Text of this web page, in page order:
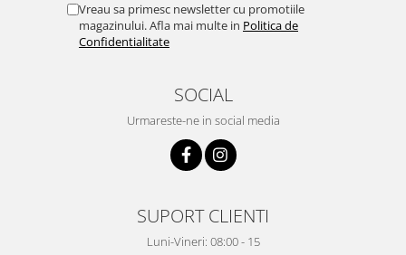
Diverse pentru casa si camping
Articole si accesorii birou
Vreau sa primesc newsletter cu promotiile
magazinului. Afla mai multe in Politica de
Confidentialitate
SOCIAL
Urmareste-ne in social media
SUPORT CLIENTI
Luni-Vineri: 08:00 - 15